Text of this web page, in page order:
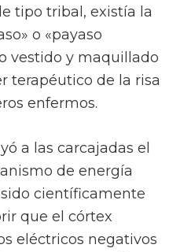
tipo tribal, existía la
o «payaso
vestido y maquillado
terapéutico de la risa
enfermos.
a las carcajadas el
de energía
científicamente
que el córtex
eléctricos negativos